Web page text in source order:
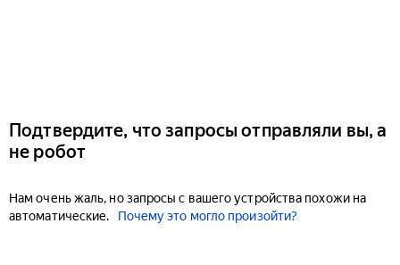
Подтвердите, что запросы отправляли вы, а
не робот
Нам очень жаль, но запросы с вашего устройства похожи на
автоматические.
Почему это могло произойти?